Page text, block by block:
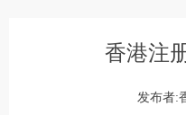
香港注
发布者: